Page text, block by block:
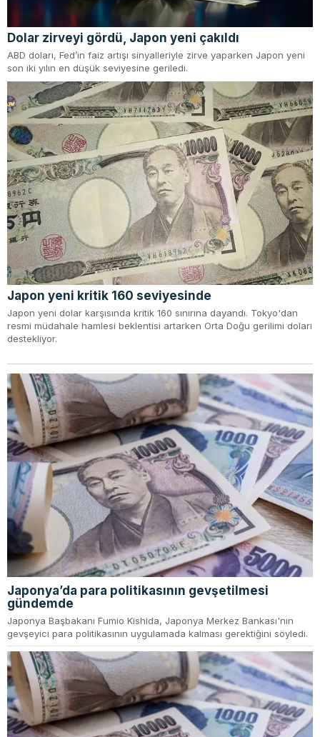
Dolar zirveyi gördü, Japon yeni çakıldı
ABD doları, Fed’in faiz artışı sinyalleriyle zirve yaparken Japon yeni
son iki yılın en düşük seviyesine geriledi.
Japon yeni kritik 160 seviyesinde
Japon yeni dolar karşısında kritik 160 sınırına dayandı. Tokyo'dan
resmi müdahale hamlesi beklentisi artarken Orta Doğu gerilimi doları
destekliyor.
Japonya’da para politikasının gevşetilmesi
gündemde
Japonya Başbakanı Fumio Kishida, Japonya Merkez Bankası'nın
gevşeyici para politikasının uygulamada kalması gerektiğini söyledi.